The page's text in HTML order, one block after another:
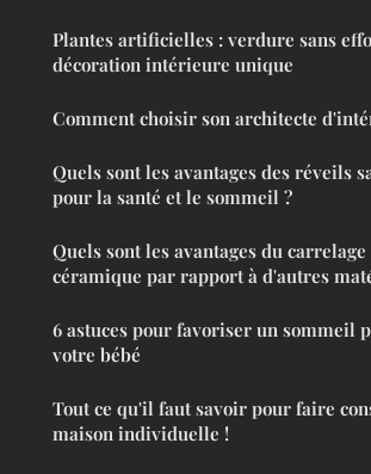
Plantes artificielles : verdure sans
décoration intérieure unique
Comment choisir son architecte
Quels sont les avantages des réveils
pour la santé et le sommeil ?
Quels sont les avantages du carrelage
céramique par rapport à d'autres
6 astuces pour favoriser un sommeil
votre bébé
Tout ce qu'il faut savoir pour faire
maison individuelle !